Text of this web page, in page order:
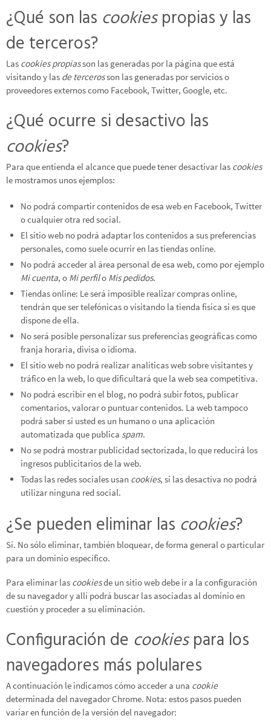
¿Qué son las cookiespropias y las
de terceros?
Las cookies propiasson las generadas por la página que está
visitando y las de tercerosson las generadas por servicios o
proveedores externos como Facebook, Twitter, Google, etc.
¿Qué ocurre si desactivo las
cookies?
Para que entienda el alcance que puede tener desactivar las cookies
le mostramos unos ejemplos:
No podrá compartir contenidos de esa web en Facebook, Twitter
o cualquier otra red social.
El sitio web no podrá adaptar los contenidos a sus preferencias
personales, como suele ocurrir en las tiendas online.
No podrá acceder al área personal de esa web, como por ejemplo
Mi cuenta, o Mi perfilo Mis pedidos.
Tiendas online: Le será imposible realizar compras online,
tendrán que ser telefónicas o visitando la tienda física si es que
dispone de ella.
No será posible personalizar sus preferencias geográficas como
franja horaria, divisa o idioma.
El sitio web no podrá realizar analíticas web sobre visitantes y
tráfico en la web, lo que dificultará que la web sea competitiva.
No podrá escribir en el blog, no podrá subir fotos, publicar
comentarios, valorar o puntuar contenidos. La web tampoco
podrá saber si usted es un humano o una aplicación
automatizada que publica spam.
No se podrá mostrar publicidad sectorizada, lo que reducirá los
ingresos publicitarios de la web.
Todas las redes sociales usan cookies, si las desactiva no podrá
utilizar ninguna red social.
¿Se pueden eliminar las cookies?
Sí. No sólo eliminar, también bloquear, de forma general o particular
para un dominio específico.
Para eliminar las cookiesde un sitio web debe ir a la configuración
de su navegador y allí podrá buscar las asociadas al dominio en
cuestión y proceder a su eliminación.
Configuración de cookiespara los
navegadores más polulares
A continuación le indicamos cómo acceder a una cookie
determinada del navegadorChrome. Nota: estos pasos pueden
variar en función de la versión del navegador: